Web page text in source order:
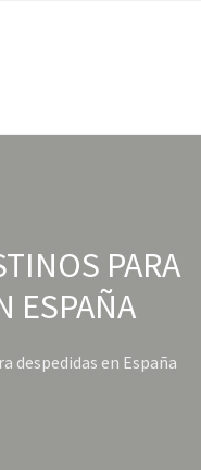
PARA
ESPAÑA
despedidas en España